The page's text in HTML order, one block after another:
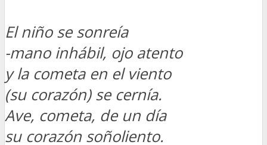
El niño se sonreía
-mano inhábil, ojo atento­
y la cometa en el viento
(su corazón) se cernía.
Ave, cometa, de un día
su corazón soñoliento.